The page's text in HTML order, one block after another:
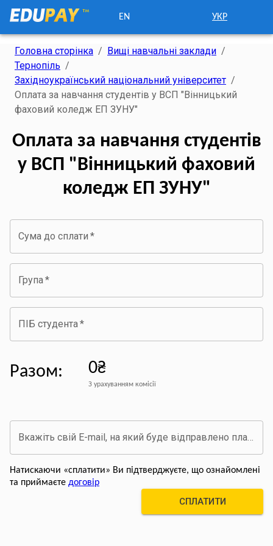
EN УКР
Головна сторінка / Вищі навчальні заклади /
Тернопіль /
Західноукраїнський національний університет /
Оплата за навчання студентів у ВСП "Вінницький
фаховий коледж ЕП ЗУНУ"
Оплата за навчання студентів
у ВСП "Вінницький фаховий
коледж ЕП ЗУНУ"
Сума до сплати *
Група*
ПІБ студента*
Разом: 0₴
З урахуванням комісії
Вкажіть свій E-mail, на який буде відправлено платіжний документ про оплату
Натискаючи «сплатити» Ви підтверджуєте, що ознайомлені
та приймаєте договір
СПЛАТИТИ